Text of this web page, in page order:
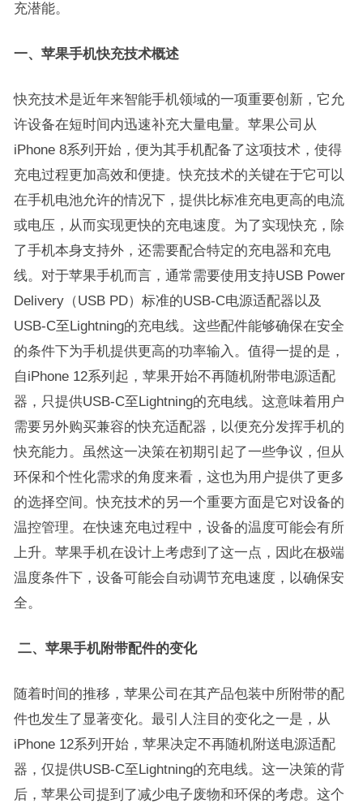
充潜能。
一、苹果手机快充技术概述
快充技术是近年来智能手机领域的一项重要创新，它允
许设备在短时间内迅速补充大量电量。苹果公司从
iPhone 8系列开始，便为其手机配备了这项技术，使得
充电过程更加高效和便捷。快充技术的关键在于它可以
在手机电池允许的情况下，提供比标准充电更高的电流
或电压，从而实现更快的充电速度。为了实现快充，除
了手机本身支持外，还需要配合特定的充电器和充电
线。对于苹果手机而言，通常需要使用支持USB Power
Delivery（USB PD）标准的USB-C电源适配器以及
USB-C至Lightning的充电线。这些配件能够确保在安全
的条件下为手机提供更高的功率输入。值得一提的是，
自iPhone 12系列起，苹果开始不再随机附带电源适配
器，只提供USB-C至Lightning的充电线。这意味着用户
需要另外购买兼容的快充适配器，以便充分发挥手机的
快充能力。虽然这一决策在初期引起了一些争议，但从
环保和个性化需求的角度来看，这也为用户提供了更多
的选择空间。快充技术的另一个重要方面是它对设备的
温控管理。在快速充电过程中，设备的温度可能会有所
上升。苹果手机在设计上考虑到了这一点，因此在极端
温度条件下，设备可能会自动调节充电速度，以确保安
全。
二、苹果手机附带配件的变化
随着时间的推移，苹果公司在其产品包装中所附带的配
件也发生了显著变化。最引人注目的变化之一是，从
iPhone 12系列开始，苹果决定不再随机附送电源适配
器，仅提供USB-C至Lightning的充电线。这一决策的背
后，苹果公司提到了减少电子废物和环保的考虑。这个